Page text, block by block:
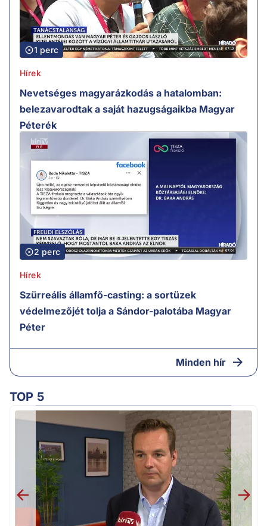
1 perc
Hírek
Nevetséges magyarázkodás a hatalomban:
belezavarodtak a saját hazugságaikba Magyar
Péterék
2 perc
Hírek
Szürreális államfő-casting: a sortüzek
védelmezőjét tolja a Sándor-palotába Magyar
Péter
Minden hír
TOP 5